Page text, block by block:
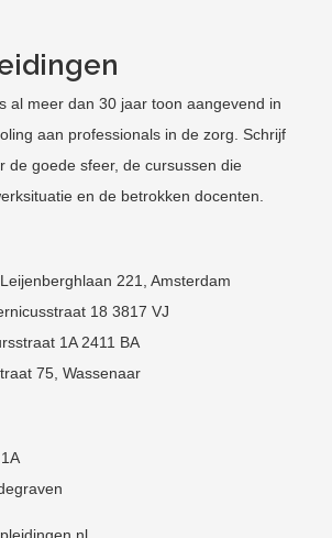
al meer dan 30 jaar toon aangevend in
aan professionals in de zorg. Schrijf
de goede sfeer, de cursussen die
en de betrokken docenten.
221, Amsterdam
18 3817 VJ
1A 2411 BA
75, Wassenaar